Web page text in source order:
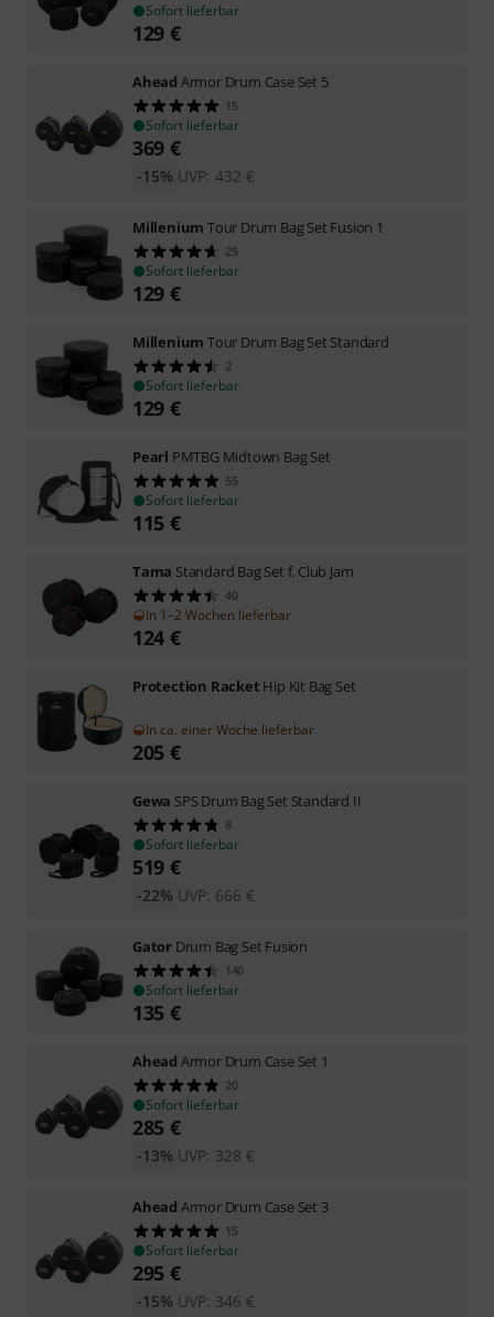
Sofort lieferbar
129 €
Ahead Armor Drum Case Set 5
15
Sofort lieferbar
369 €
UVP: 432 €
-15%
Millenium Tour Drum Bag Set Fusion 1
25
Sofort lieferbar
129 €
Millenium Tour Drum Bag Set Standard
2
Sofort lieferbar
129 €
Pearl PMTBG Midtown Bag Set
55
Sofort lieferbar
115 €
Tama Standard Bag Set f. Club Jam
40
In 1–2 Wochen lieferbar
124 €
Protection Racket Hip Kit Bag Set
In ca. einer Woche lieferbar
205 €
Gewa SPS Drum Bag Set Standard II
8
Sofort lieferbar
519 €
UVP: 666 €
-22%
Gator Drum Bag Set Fusion
140
Sofort lieferbar
135 €
Ahead Armor Drum Case Set 1
20
Sofort lieferbar
285 €
UVP: 328 €
-13%
Ahead Armor Drum Case Set 3
15
Sofort lieferbar
295 €
UVP: 346 €
-15%